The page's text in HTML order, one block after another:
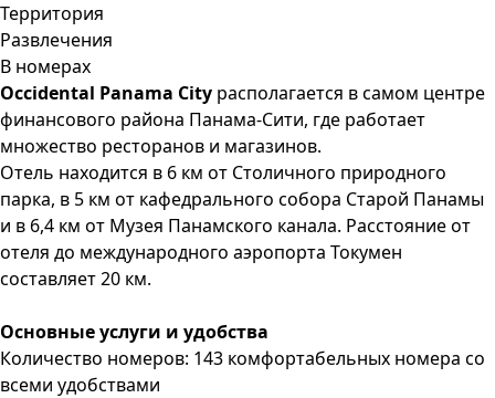
Территория
Развлечения
В номерах
Occidental Panama City располагается в самом центре
финансового района Панама-Сити, где работает
множество ресторанов и магазинов.
Отель находится в 6 км от Столичного природного
парка, в 5 км от кафедрального собора Старой Панамы
и в 6,4 км от Музея Панамского канала. Расстояние от
отеля до международного аэропорта Токумен
составляет 20 км.
Основные услуги и удобства
Количество номеров: 143 комфортабельных номера со
всеми удобствами